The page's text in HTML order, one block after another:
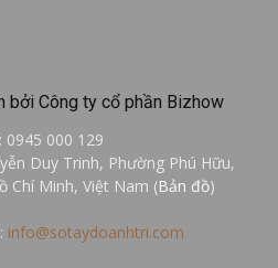
bởi Công ty cổ phần Bizhow
0945 000 129
Duy Trinh, Phường Phú Hữu,
Chí Minh, Việt Nam (Bản đồ)
info@sotaydoanhtri.com